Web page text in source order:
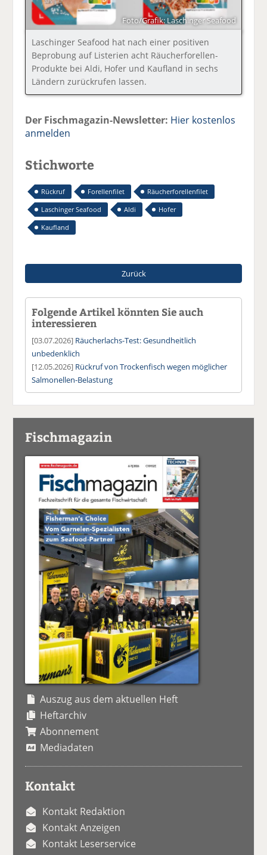
Foto/Grafik: Laschinger Seafood
Laschinger Seafood hat nach einer positiven
Beprobung auf Listerien acht Räucherforellen-
Produkte bei Aldi, Hofer und Kaufland in sechs
Ländern zurückrufen lassen.
Der Fischmagazin-Newsletter: Hier kostenlos
anmelden
Stichworte
Rückruf Forellenfilet
Räucherforellenfilet
Laschinger Seafood
Aldi
Hofer
Kaufland
Zurück
Folgende Artikel könnten Sie auch
interessieren
[03.07.2026] Räucherlachs-Test: Gesundheitlich
unbedenklich
[12.05.2026] Rückruf von Trockenfisch wegen möglicher
Salmonellen-Belastung
Fischmagazin
Auszug aus dem aktuellen Heft
Heftarchiv
Abonnement
Mediadaten
Kontakt
Kontakt Redaktion
Kontakt Anzeigen
Kontakt Leserservice